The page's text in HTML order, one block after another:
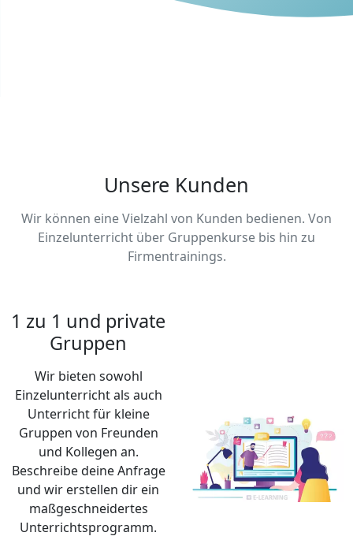
Wir können eine Vielzahl von Kunden bedienen. Von
Einzelunterricht über Gruppenkurse bis hin zu
Firmentrainings.
Gruppen
Wir bieten sowohl
Einzelunterricht als auch
Unterricht für kleine
Gruppen von Freunden
und Kollegen an.
Beschreibe deine Anfrage
und wir erstellen dir ein
maßgeschneidertes
Unterrichtsprogramm.